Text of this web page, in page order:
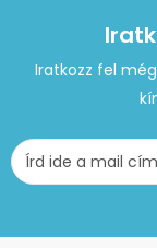
Iratkozz fel